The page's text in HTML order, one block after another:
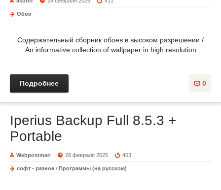
Обои
Содержательный сборник обоев в высоком разрешении /
An informative collection of wallpaper in high resolution
0
Подробнее
Iperius Backup Full 8.5.3 +
Portable
Webpostman 28 февраля 2025 453
софт - разное / Программы (на русском)